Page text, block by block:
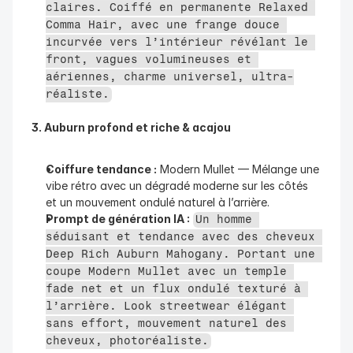
claires. Coiffé en permanente Relaxed
Comma Hair, avec une frange douce
incurvée vers l’intérieur révélant le
front, vagues volumineuses et
aériennes, charme universel, ultra-
réaliste.
3. Auburn profond et riche & acajou
Coiffure tendance : Modern Mullet — Mélange une
vibe rétro avec un dégradé moderne sur les côtés
et un mouvement ondulé naturel à l’arrière.
Prompt de génération IA : Un homme
séduisant et tendance avec des cheveux
Deep Rich Auburn Mahogany. Portant une
coupe Modern Mullet avec un temple
fade net et un flux ondulé texturé à
l’arrière. Look streetwear élégant
sans effort, mouvement naturel des
cheveux, photoréaliste.